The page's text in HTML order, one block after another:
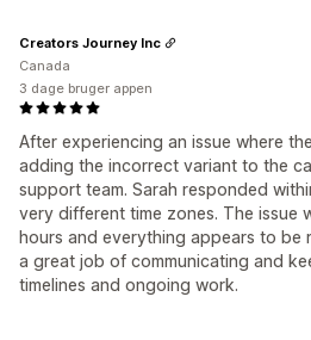
After experiencing an issue where
adding the incorrect variant to the
support team. Sarah responded
very different time zones. The issue
hours and everything appears to be
a great job of communicating and
timelines and ongoing work.
Creators Journey Inc
Canada
3 dage bruger appen